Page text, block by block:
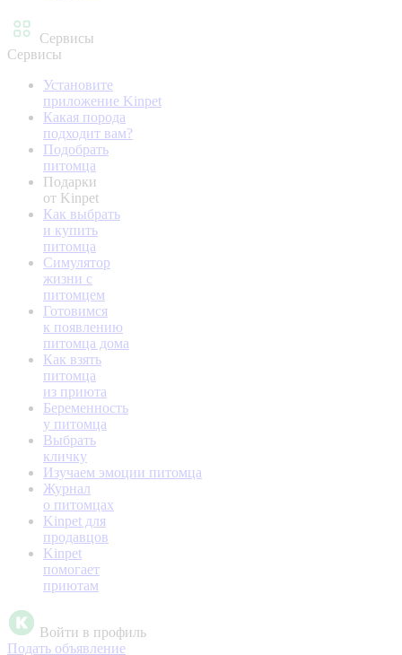
Сервисы
Сервисы
Установите
приложение Kinpet
Какая порода
подходит вам?
Подобрать
питомца
Подарки
от Kinpet
Как выбрать
и купить
питомца
Симулятор
жизни с
питомцем
Готовимся
к появлению
питомца дома
Как взять
питомца
из приюта
Беременность
у питомца
Выбрать
кличку
Изучаем эмоции питомца
Журнал
о питомцах
Kinpet для
продавцов
Kinpet
помогает
приютам
Войти в профиль
Подать объявление